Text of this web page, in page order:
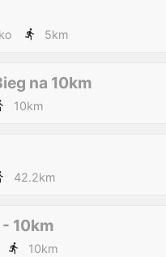
5km
na 10km
10km
42.2km
10km
10km